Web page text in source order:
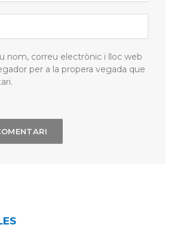
nom, correu electrònic i lloc web
per a la propera vegada que